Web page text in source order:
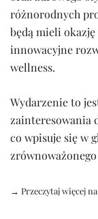
różnorodnych
będą mieli
innowacyjne
wellness.
Wydarzenie to
zainteresowania
co wpisuje się w
→ Przeczytaj więcej